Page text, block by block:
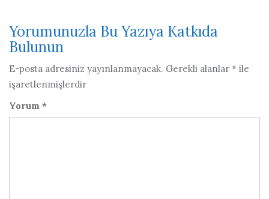
Yorumunuzla Bu Yazıya Katkıda
Bulunun
E-posta adresiniz yayınlanmayacak. Gerekli alanlar * ile
işaretlenmişlerdir
Yorum *